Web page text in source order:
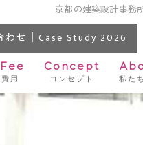
京都の建築設計事務
わせ｜Case Study 2026
用
Concept
コンセプト 私た